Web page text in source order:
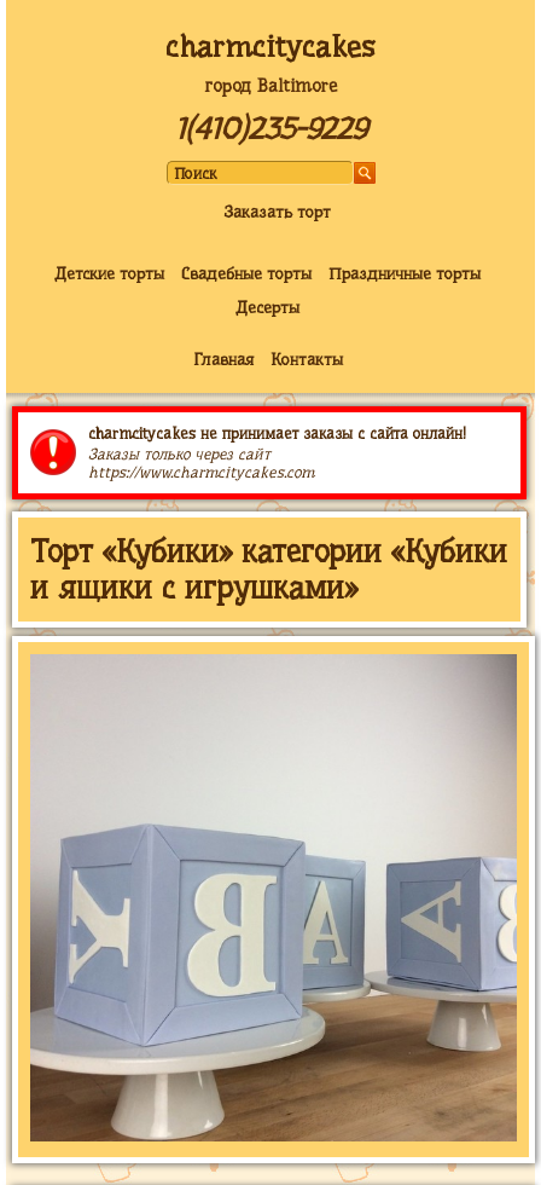
charmcitycakes
город Baltimore
1(410)235-9229
Заказать торт
Детские торты Свадебные торты
Праздничные торты
Десерты
Главная Контакты
charmcitycakes не принимает заказы с сайта онлайн!
Заказы только через сайт
https://www.charmcitycakes.com
Торт «Кубики» категории «Кубики
и ящики с игрушками»